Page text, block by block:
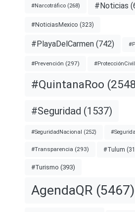
#Narcotráfico (268) #Noticias
#NoticiasMexico (323)
#PlayaDelCarmen (742)
#Prevención (297) #ProtecciónCivil
#QuintanaRoo
#Seguridad (1537)
#SeguridadNacional (252)
#Transparencia (293) #Tulum
#Turismo (393)
AgendaQR (5467)